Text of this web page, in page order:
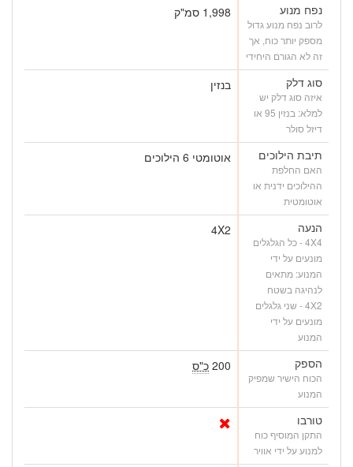
נפח מנוע
לרוב נפח מנוע גדול
מספק יותר כוח, אך
זה לא הגורם היחידי
1,998 סמ"ק
סוג דלק
איזה סוג דלק יש
למלא: בנזין 95 או
דיזל סולר
בנזין
תיבת הילוכים
האם החלפת
ההילוכים ידנית או
אוטומטית
אוטומטי 6 הילוכים
הנעה
4X4 - כל הגלגלים
מונעים על ידי
המנוע: מתאים
לנהיגה בשטח
4X2 - שני גלגלים
מונעים על ידי
המנוע
4X2
הספק
הכוח הישיר שמפיק
המנוע
200 כ"ס
טורבו
התקן המוסיף כוח
למנוע על ידי אוויר